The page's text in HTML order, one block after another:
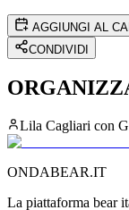
AGGIUNGI AL
CONDIVIDI
Lila Cagliari con
ONDABEAR.IT
La piattaforma bear